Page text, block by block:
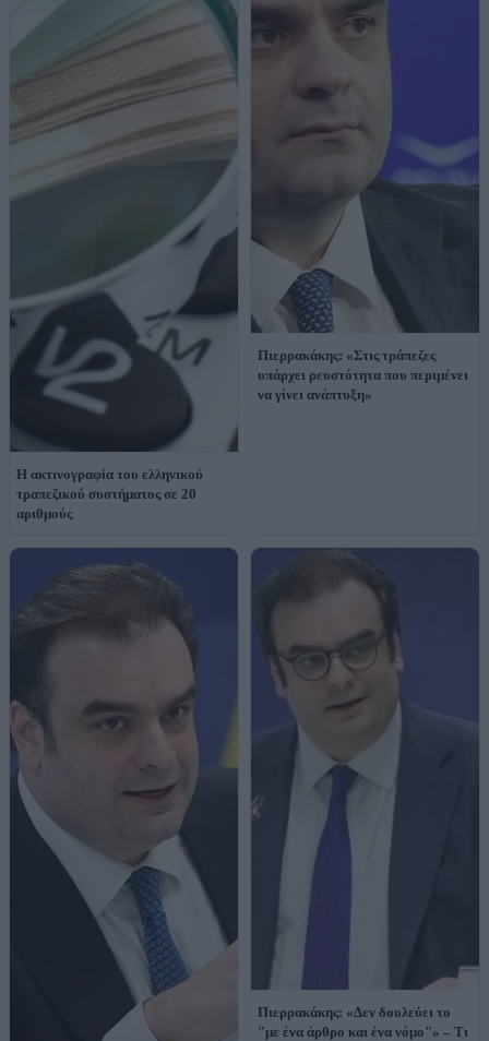
Η ακτινογραφία του ελληνικού
τραπεζικού συστήματος σε 20
αριθμούς
Πιερρακάκης: «Στις τράπεζες
υπάρχει ρευστότητα που περιμένει
να γίνει ανάπτυξη»
Πιερρακάκης: «Δεν δουλεύει το
"με ένα άρθρο και ένα νόμο"» – Τι